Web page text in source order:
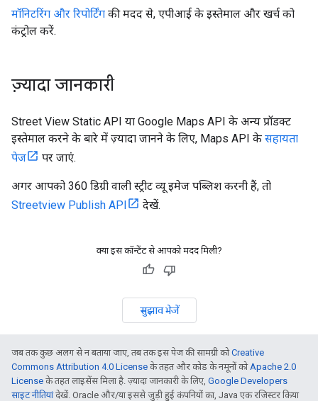
मॉनिटरिंग और रिपोर्टिंग की मदद से, एपीआई के इस्तेमाल और खर्च को
कंट्रोल करें.
ज़्यादा जानकारी
Street View Static API या Google Maps API के अन्य प्रॉडक्ट
इस्तेमाल करने के बारे में ज़्यादा जानने के लिए, Maps API के सहायता
पेज
पर जाएं.
अगर आपको 360 डिग्री वाली स्ट्रीट व्यू इमेज पब्लिश करनी हैं, तो
Streetview Publish API
देखें.
क्या इस कॉन्टेंट से आपको मदद मिली?
सुझाव भेजें
जब तक कुछ अलग से न बताया जाए, तब तक इस पेज की सामग्री कोCreative
Commons Attribution 4.0 License के तहत और कोड के नमूनों कोApache 2.0
License के तहत लाइसेंस मिला है. ज़्यादा जानकारी के लिए, Google Developers
साइट नीतियांदेखें. Oracle और/या इससे जुड़ी हुई कंपनियों का, Java एक रजिस्टर किया